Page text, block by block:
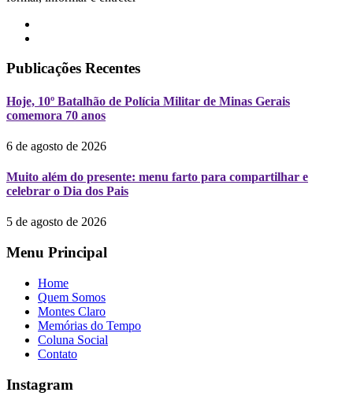
Publicações Recentes
Hoje, 10º Batalhão de Polícia Militar de Minas Gerais
comemora 70 anos
6 de agosto de 2026
Muito além do presente: menu farto para compartilhar e
celebrar o Dia dos Pais
5 de agosto de 2026
Menu Principal
Home
Quem Somos
Montes Claro
Memórias do Tempo
Coluna Social
Contato
Instagram